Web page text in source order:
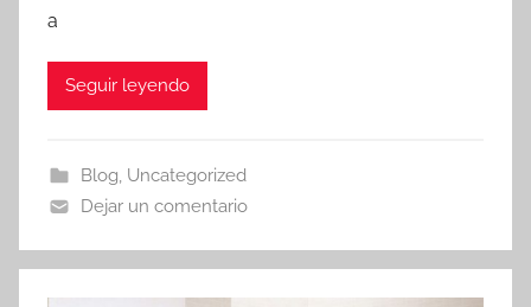
a
Seguir leyendo
Blog, Uncategorized
Dejar un comentario